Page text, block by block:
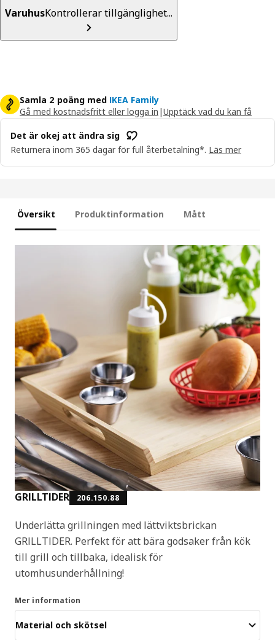
VaruhusKontrollerar tillgänglighet...
Samla 2 poäng med IKEA Family
Gå med kostnadsfritt eller logga in |Upptäck vad du kan få
Det är okej att ändra sig
Returnera inom 365 dagar för full återbetalning*. Läs mer
Översikt Produktinformation Mått
GRILLTIDER 206.150.88
Underlätta grillningen med lättviktsbrickan
GRILLTIDER. Perfekt för att bära godsaker från kök
till grill och tillbaka, idealisk för
utomhusunderhållning!
Mer information
Material och skötsel